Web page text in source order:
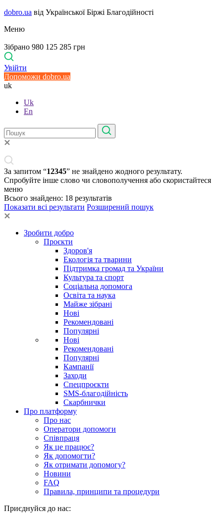
dobro.ua від Української Біржі Благодійності
Меню
Зібрано 980 125 285 грн
Увійти
Допоможи dobro.ua
uk
Uk
En
За запитом “12345” не знайдено жодного результату.
Спробуйте інше слово чи словополучення або скористайтеся
меню
Всього знайдено: 18 результатів
Показати всі результати Розширений пошук
Зробити добро
Проєкти
Здоров'я
Екологія та тварини
Підтримка громад та України
Культура та спорт
Соціальна допомога
Освіта та наука
Майже зібрані
Нові
Рекомендовані
Популярні
Нові
Рекомендовані
Популярні
Кампанії
Заходи
Спецпроєкти
SMS-благодійність
Скарбнички
Про платформу
Про нас
Оператори допомоги
Співпраця
Як це працює?
Як допомогти?
Як отримати допомогу?
Новини
FAQ
Правила, принципи та процедури
Приєднуйся до нас: